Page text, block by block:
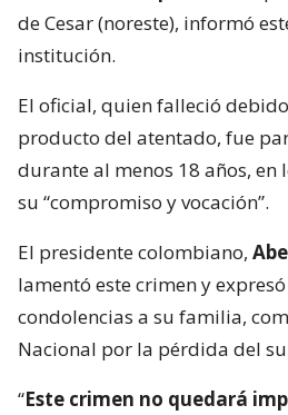
de Cesar (noreste), informó
institución.
El oficial, quien falleció
producto del atentado, fue
durante al menos 18 años, en
su “compromiso y vocación”.
El presidente colombiano,
lamentó este crimen y
condolencias a su familia,
Nacional por la pérdida del
“Este crimen no quedará